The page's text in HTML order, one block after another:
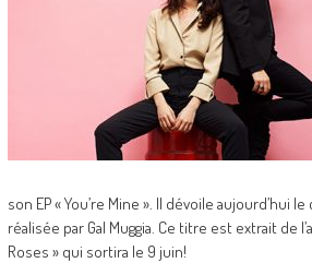
son EP « You’re Mine ». Il dévoile aujourd’hui
réalisée par Gal Muggia. Ce titre est extrait de
Roses » qui sortira le 9 juin!